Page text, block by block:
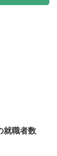
就職者数